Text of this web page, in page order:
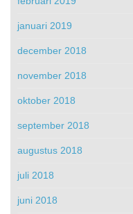
januari 2019
december 2018
november 2018
oktober 2018
september 2018
augustus 2018
juli 2018
juni 2018